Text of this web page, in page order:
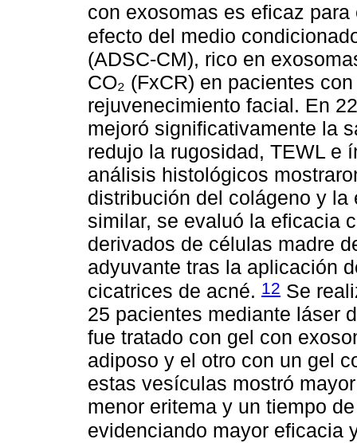
con exosomas es eficaz
efecto del medio
(ADSC-CM), rico en
CO₂ (FxCR) en pacientes
rejuvenecimiento facial. En
mejoró significativamente la
redujo la rugosidad, TEWL e
análisis histológicos
distribución del colágeno y
similar, se evaluó la eficacia
derivados de células madre
adyuvante tras la aplicación
cicatrices de acné. 12 Se
25 pacientes mediante láser
fue tratado con gel con
adiposo y el otro con un gel
estas vesículas mostró
menor eritema y un tiempo
evidenciando mayor eficacia